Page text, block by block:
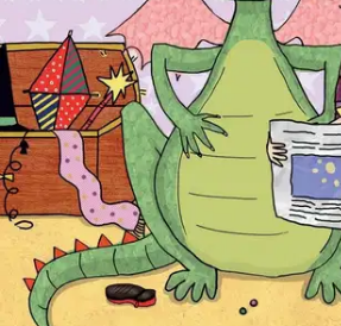
Millan huoneessa asuu lohikäärme. Isä ja
Millan on löydettävä uusi koti
savua puhaltavalle ystävälleen – kuinka
Vauhdikas teksti, värikäs kuvitus, hauskat
Banaanien suosion salaisuus. Punainen
enemmän lukeville. Lue niin et liukastu!
Ominaisuudet